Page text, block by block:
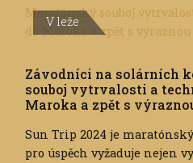
V leže
Závodníci na solárních
souboj vytrvalosti a
Maroka a zpět s
Sun Trip 2024 je
pro úspěch vyžaduje nejen